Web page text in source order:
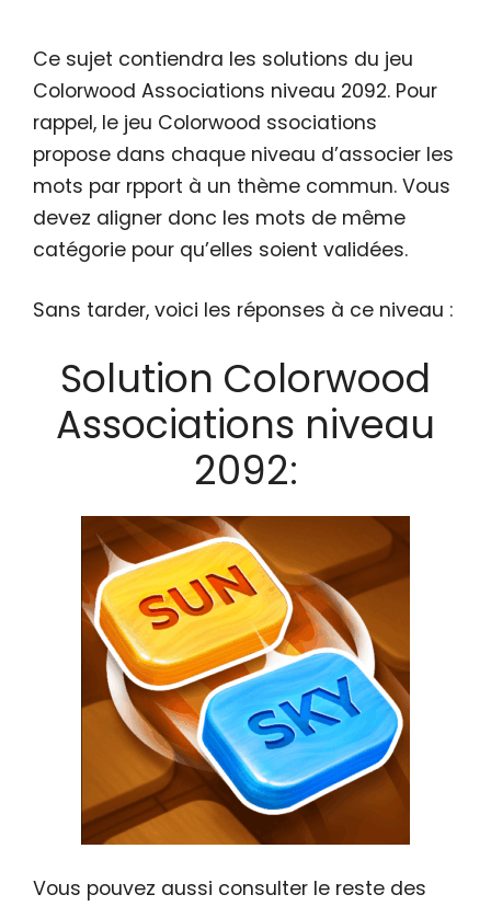
Ce sujet contiendra les solutions du jeu
Colorwood Associations niveau 2092. Pour
rappel, le jeu Colorwood ssociations
propose dans chaque niveau d’associer les
mots par rpport à un thème commun. Vous
devez aligner donc les mots de même
catégorie pour qu’elles soient validées.
Sans tarder, voici les réponses à ce niveau :
Solution Colorwood
Associations niveau
2092:
Vous pouvez aussi consulter le reste des